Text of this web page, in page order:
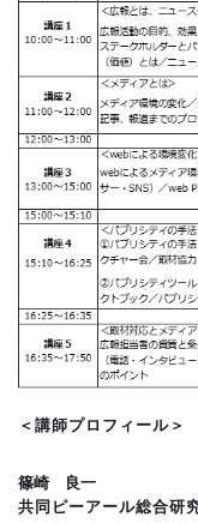
＜講師プロフィール＞
篠崎 良一
共同ピーアール総合研